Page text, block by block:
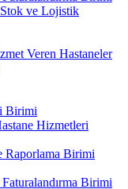
ve Lojistik
Veren Hastaneler
Birimi
Hizmetleri
Raporlama Birimi
Birimi